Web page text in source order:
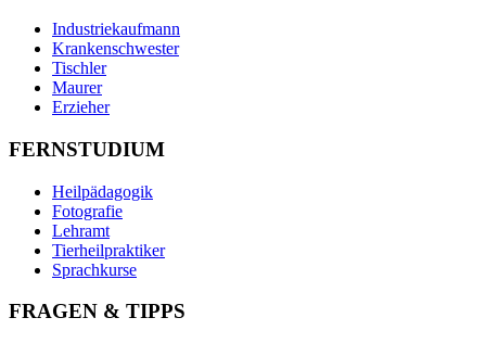
Industriekaufmann
Krankenschwester
Tischler
Maurer
Erzieher
FERNSTUDIUM
Heilpädagogik
Fotografie
Lehramt
Tierheilpraktiker
Sprachkurse
FRAGEN & TIPPS